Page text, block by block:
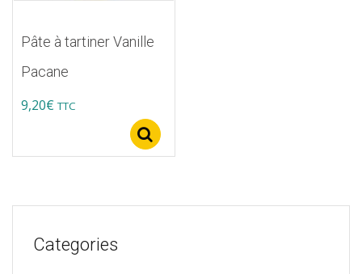
Pâte à tartiner Vanille
Pacane
9,20€ TTC
Categories